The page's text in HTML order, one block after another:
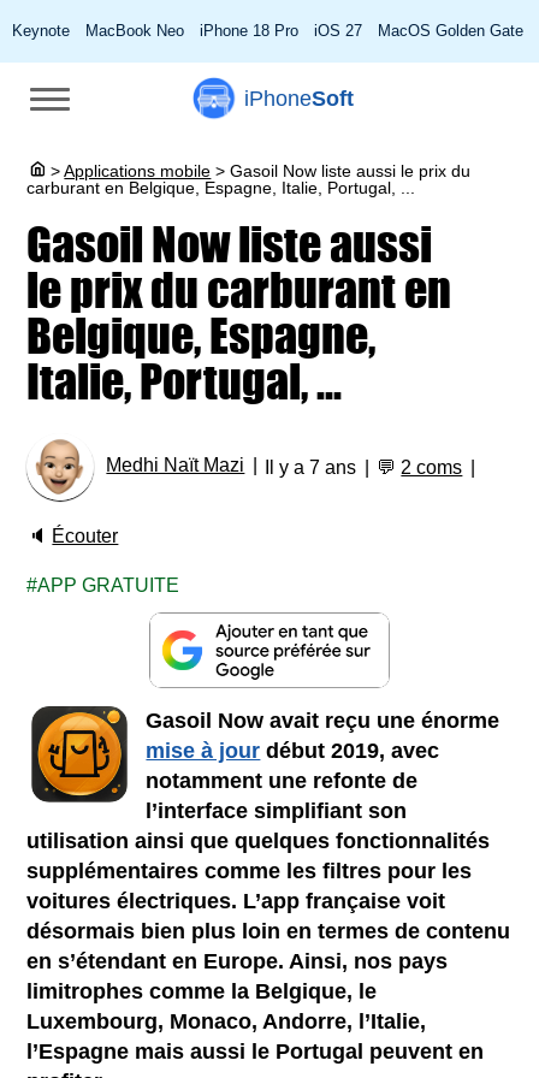
Keynote MacBook Neo iPhone 18 Pro iOS 27 MacOS Golden Gate
iPhoneSoft
> Applications mobile > Gasoil Now liste aussi le prix du
carburant en Belgique, Espagne, Italie, Portugal, ...
Gasoil Now liste aussi
le prix du carburant en
Belgique, Espagne,
Italie, Portugal, ...
Medhi Naït Mazi Il y a 7 ans 💬 2 coms
🔈 Écouter
APP GRATUITE
Gasoil Now avait reçu une énorme
mise à jour début 2019, avec
notamment une refonte de
l’interface simplifiant son
utilisation ainsi que quelques fonctionnalités
supplémentaires comme les filtres pour les
voitures électriques. L’app française voit
désormais bien plus loin en termes de contenu
en s’étendant en Europe. Ainsi, nos pays
limitrophes comme la Belgique, le
Luxembourg, Monaco, Andorre, l’Italie,
l’Espagne mais aussi le Portugal peuvent en